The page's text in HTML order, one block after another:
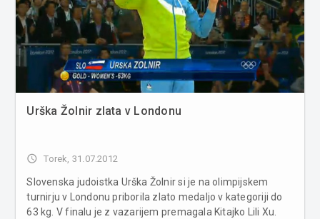
Urška Žolnir zlata v Londonu
access_time Torek, 31.07.2012
Slovenska judoistka Urška Žolnir si je na olimpijskem
turnirju v Londonu priborila zlato medaljo v kategoriji do
63 kg. V finalu je z vazarijem premagala Kitajko Lili Xu.